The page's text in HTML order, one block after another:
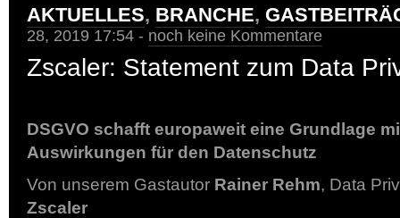
AKTUELLES, BRANCHE,
28, 2019 17:54 - noch keine Kommentare
Zscaler: Statement zum Data
DSGVO schafft europaweit eine Grundlage
Auswirkungen für den Datenschutz
Von unserem Gastautor Rainer Rehm, Data
Zscaler